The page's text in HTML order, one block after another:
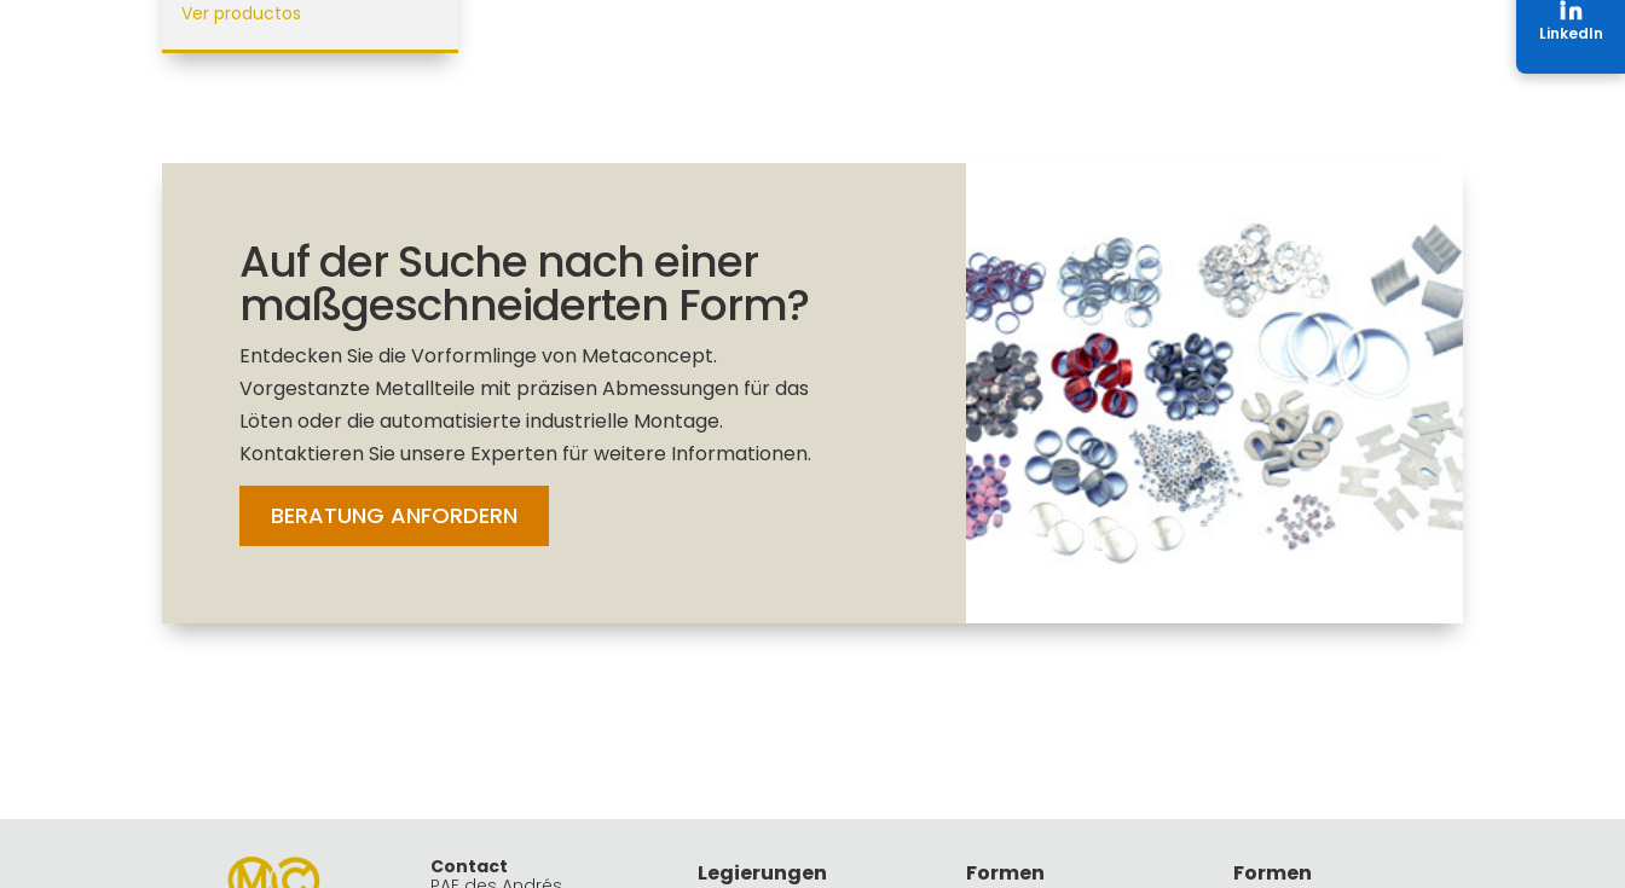
Ver productos
Auf der Suche nach einer
maßgeschneiderten Form?
Entdecken Sie die Vorformlinge von Metaconcept.
Vorgestanzte Metallteile mit präzisen Abmessungen für das
Löten oder die automatisierte industrielle Montage.
Kontaktieren Sie unsere Experten für weitere Informationen.
BERATUNG ANFORDERN
Contact
Legierungen Formen Formen
LinkedIn